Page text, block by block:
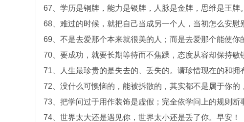
67、学历是铜牌，能力是银牌，人脉是金牌，思维是王牌
68、难过的时候，就把自己当成另一个人，当初怎么安慰
69、不是去爱那个本来就很美的人；而是去爱那个能使你
70、要成功，就要长期等待而不焦躁，态度从容却保持敏
71、人生最珍贵的是失去的、丢失的。请珍惜现在的和拥
72、没什么可懊恼的，能被拆散的，其实都不是属于你的
73、把学问过于用作装饰是虚假；完全依学问上的规则断
74、世界太大还是遇见你，世界太小还是丢了你。早安！